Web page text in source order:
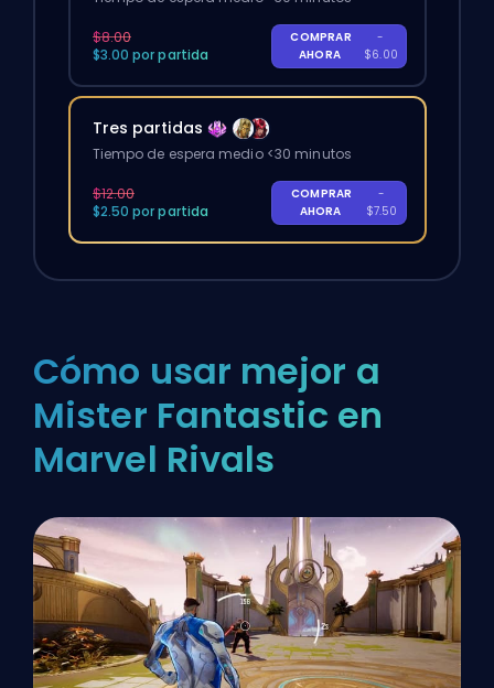
$8.00
$3.00 por partida
COMPRAR
AHORA
-
$6.00
Tres partidas
Tiempo de espera medio <30 minutos
$12.00
$2.50 por partida
COMPRAR
AHORA
-
$7.50
Cómo usar mejor a
Mister Fantastic en
Marvel Rivals